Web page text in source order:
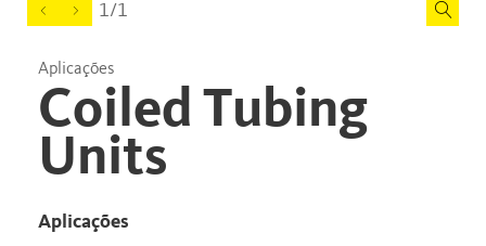
1/1
Aplicações
Coiled Tubing
Units
Aplicações